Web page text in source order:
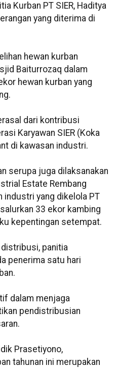
Kurban PT SIER, Haditya
yang diterima di
hewan kurban
Baiturrozaq dalam
hewan kurban yang
dari kontribusi
Karyawan SIER (Koka
di kawasan industri.
serupa juga dilaksanakan
Estate Rembang
industri yang dikelola PT
33 ekor kambing
kepentingan setempat.
panitia
penerima satu hari
dalam menjaga
pendistribusian
Prasetiyono,
tahunan ini merupakan